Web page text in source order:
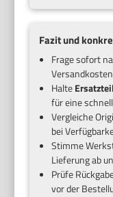
Fazit und
Frage sofort
Halte
für eine
Vergleiche
bei
Stimme
Lieferung ab
Prüfe
vor der